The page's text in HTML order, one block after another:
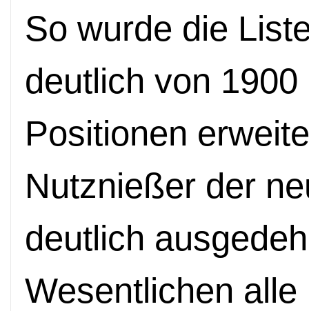
So wurde die
deutlich von
Positionen
Nutznießer der
deutlich
Wesentlichen